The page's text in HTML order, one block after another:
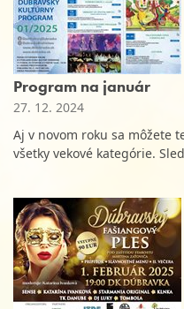
Program na január
27. 12. 2024
Aj v novom roku sa môžete
všetky vekové kategórie.